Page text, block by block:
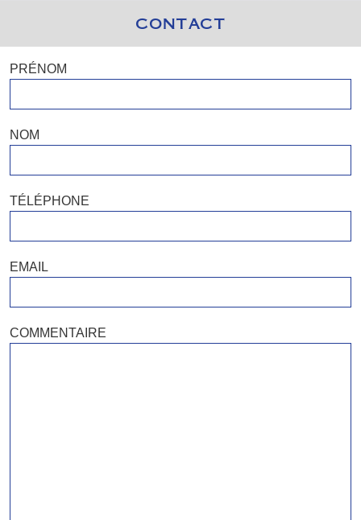
CONTACT
PRÉNOM
NOM
TÉLÉPHONE
EMAIL
COMMENTAIRE